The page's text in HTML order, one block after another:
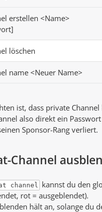
erstellen <Name>
löschen
name <Neuer Name>
ist, dass private
also direkt ein
Sponsor-Rang verliert.
Channel
channel
kannst du den
rot = ausgeblendet).
hält an, solange du